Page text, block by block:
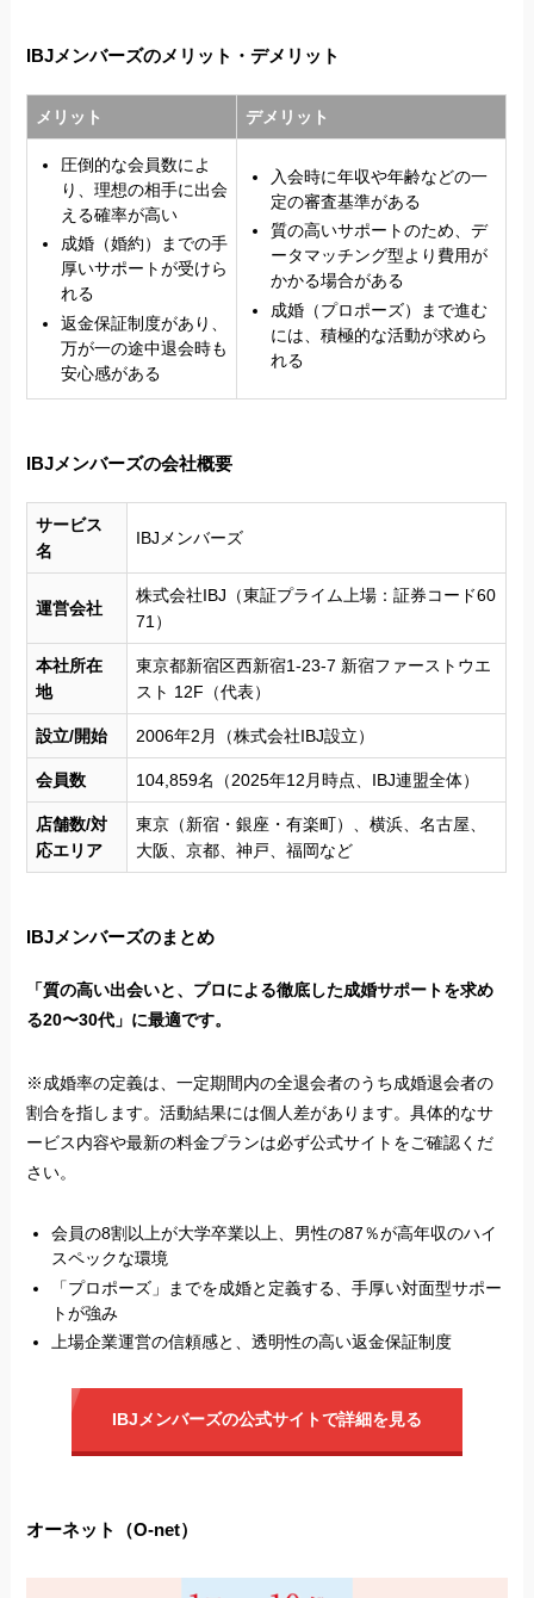
IBJメンバーズのメリット・デメリット
メリット デメリット
圧倒的な会員数によ
り、理想の相手に出会
える確率が高い
成婚（婚約）までの手
厚いサポートが受けら
れる
返金保証制度があり、
万が一の途中退会時も
安心感がある
入会時に年収や年齢などの一
定の審査基準がある
質の高いサポートのため、デ
ータマッチング型より費用が
かかる場合がある
成婚（プロポーズ）まで進む
には、積極的な活動が求めら
れる
IBJメンバーズの会社概要
サービス
名
IBJメンバーズ
運営会社
株式会社IBJ（東証プライム上場：証券コード60
71）
本社所在
地
東京都新宿区西新宿1-23-7 新宿ファーストウエ
スト 12F（代表）
設立/開始 2006年2月（株式会社IBJ設立）
会員数 104,859名（2025年12月時点、IBJ連盟全体）
店舗数/対
応エリア
東京（新宿・銀座・有楽町）、横浜、名古屋、
大阪、京都、神戸、福岡など
IBJメンバーズのまとめ
「質の高い出会いと、プロによる徹底した成婚サポートを求め
る20〜30代」に最適です。
※成婚率の定義は、一定期間内の全退会者のうち成婚退会者の
割合を指します。活動結果には個人差があります。具体的なサ
ービス内容や最新の料金プランは必ず公式サイトをご確認くだ
さい。
会員の8割以上が大学卒業以上、男性の87％が高年収のハイ
スペックな環境
「プロポーズ」までを成婚と定義する、手厚い対面型サポー
トが強み
上場企業運営の信頼感と、透明性の高い返金保証制度
IBJメンバーズの公式サイトで詳細を見る
オーネット（O-net）